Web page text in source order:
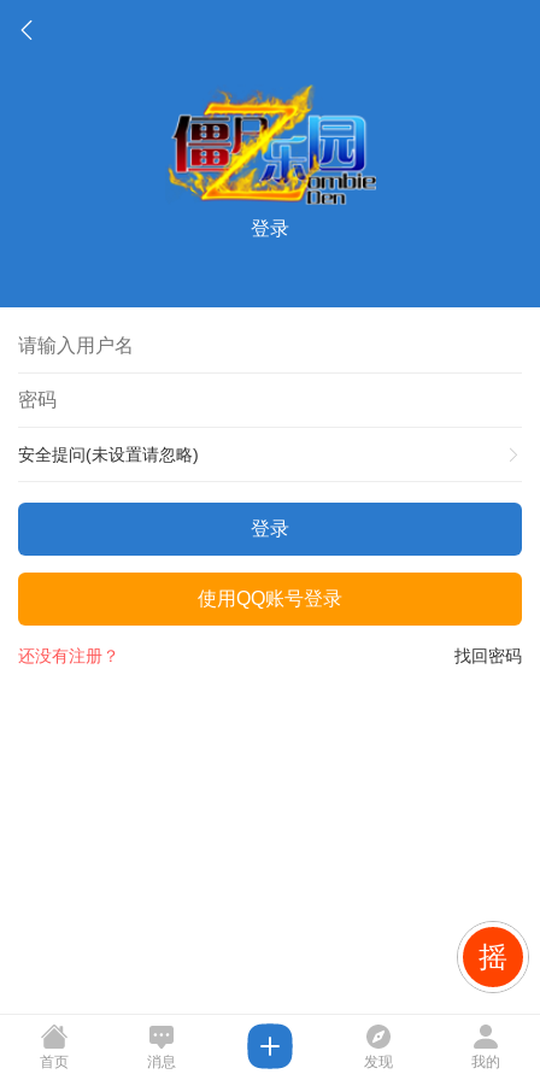
登录
安全提问(未设置请忽略)
登录
使用QQ账号登录
找回密码
还没有注册？
摇
首页 消息 发现 我的